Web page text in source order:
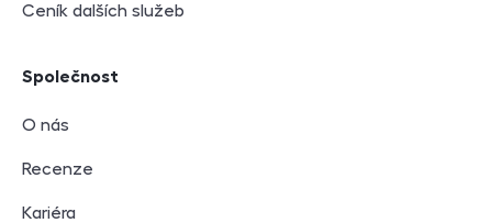
Ceník dalších služeb
Společnost
O nás
Recenze
Kariéra